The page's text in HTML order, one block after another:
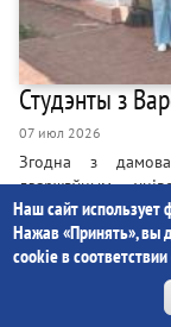
Студэнты з
07 июл 2026
Згодна з
дзяржаўным
Варонежскім
факультэта з
славянскіх, ужо
матэрыялу з
Наш сайт использует
Нажав «Принять», вы
cookie в